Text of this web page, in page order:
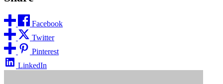
Facebook
Twitter
Pinterest
LinkedIn